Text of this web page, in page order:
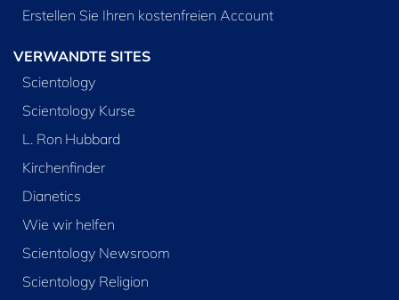
Erstellen Sie Ihren kostenfreien Account
VERWANDTE SITES
Scientology
Scientology Kurse
L. Ron Hubbard
Kirchenfinder
Dianetics
Wie wir helfen
Scientology Newsroom
Scientology Religion